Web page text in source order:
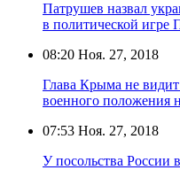
Патрушев назвал
в политической игре
08:20 Ноя. 27, 2018
Глава Крыма не видит
военного положения
07:53 Ноя. 27, 2018
У посольства России